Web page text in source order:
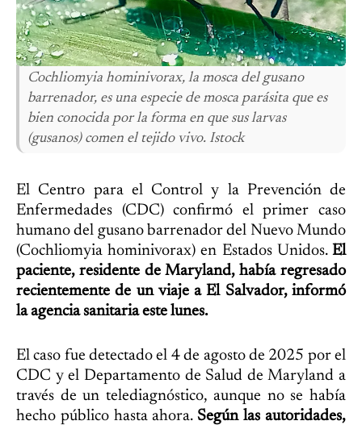
Cochliomyia hominivorax, la mosca del gusano
barrenador, es una especie de mosca parásita que es
bien conocida por la forma en que sus larvas
(gusanos) comen el tejido vivo. Istock
El Centro para el Control y la Prevención de
Enfermedades (CDC) confirmó el primer caso
humano del gusano barrenador del Nuevo Mundo
(Cochliomyia hominivorax) en Estados Unidos. El
paciente, residente de Maryland, había regresado
recientemente de un viaje a El Salvador, informó
la agencia sanitaria este lunes.
El caso fue detectado el 4 de agosto de 2025 por el
CDC y el Departamento de Salud de Maryland a
través de un telediagnóstico, aunque no se había
hecho público hasta ahora.Según las autoridades,